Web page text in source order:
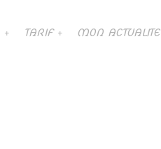
TARIF MON ACTUALITE